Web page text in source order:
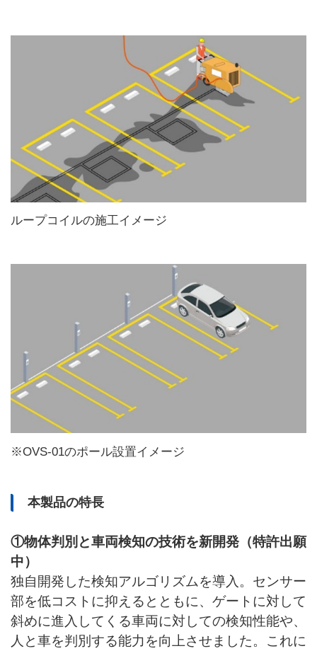
ループコイルの施工イメージ
※OVS-01のポール設置イメージ
本製品の特長
①物体判別と車両検知の技術を新開発（特許出願
中）
独自開発した検知アルゴリズムを導入。センサー
部を低コストに抑えるとともに、ゲートに対して
斜めに進入してくる車両に対しての検知性能や、
人と車を判別する能力を向上させました。これに